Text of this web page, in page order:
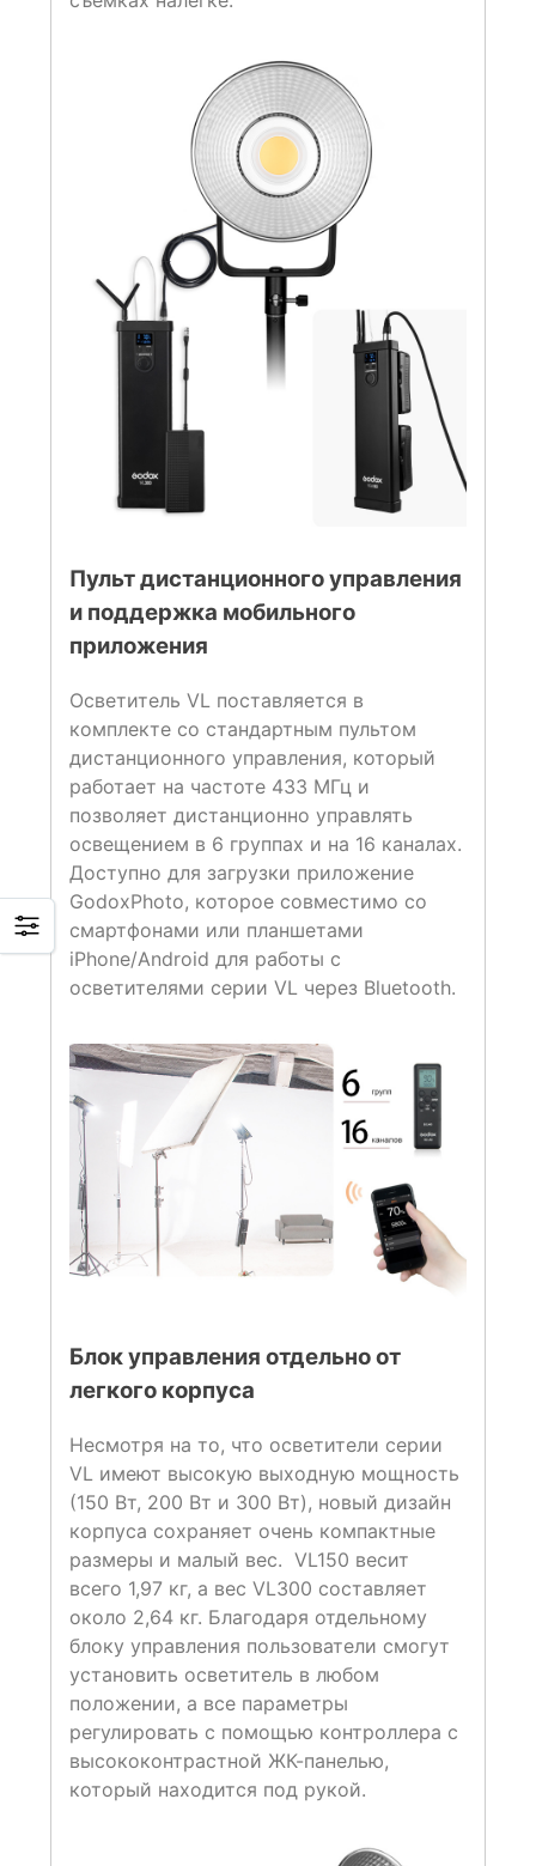
Пульт дистанционного управления
и поддержка мобильного
приложения
Осветитель VL поставляется в
комплекте со стандартным пультом
дистанционного управления, который
работает на частоте 433 МГц и
позволяет дистанционно управлять
освещением в 6 группах и на 16 каналах.
Доступно для загрузки приложение
GodoxPhoto, которое совместимо со
смартфонами или планшетами
iPhone/Android для работы с
осветителями серии VL через Bluetooth.
Блок управления отдельно от
легкого корпуса
Несмотря на то, что осветители серии
VL имеют высокую выходную мощность
(150 Вт, 200 Вт и 300 Вт), новый дизайн
корпуса сохраняет очень компактные
размеры и малый вес. VL150 весит
всего 1,97 кг, а вес VL300 составляет
около 2,64 кг. Благодаря отдельному
блоку управления пользователи смогут
установить осветитель в любом
положении, а все параметры
регулировать с помощью контроллера с
высококонтрастной ЖК-панелью,
который находится под рукой.